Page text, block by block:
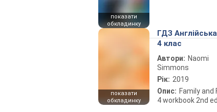
показати
обкладинку
показати
обкладинку
ГДЗ
4 клас
Автори: Naomi
Simmons
Рік: 2019
Опис: Family and
4 workbook 2nd